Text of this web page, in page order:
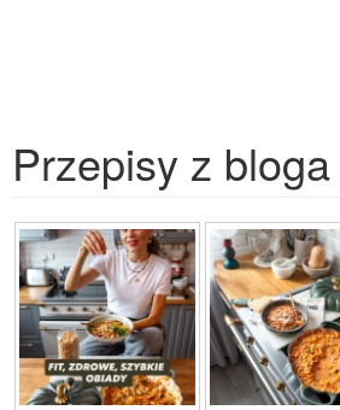
Przepisy z bloga